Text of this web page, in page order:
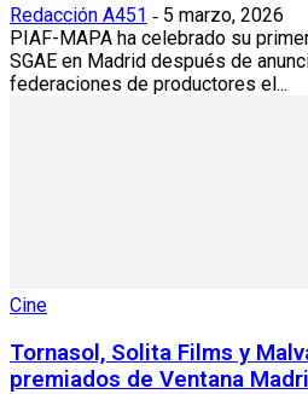
Redacción A451 - 5 marzo, 2026
PIAF-MAPA ha celebrado su
SGAE en Madrid después de
federaciones de productores el...
Cine
Tornasol, Solita Films y
premiados de Ventana